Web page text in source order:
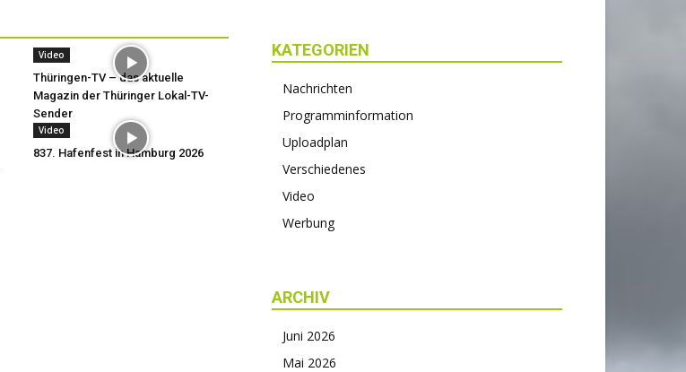
Video
Thüringen-TV – das aktuelle
Magazin der Thüringer Lokal-TV-
Sender
Video
837. Hafenfest in Hamburg 2026
KATEGORIEN
Nachrichten
Programminformation
Uploadplan
Verschiedenes
Video
Werbung
ARCHIV
Juni 2026
Mai 2026